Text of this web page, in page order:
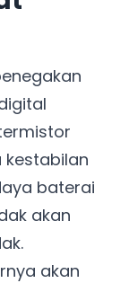
baterai
akan
akan